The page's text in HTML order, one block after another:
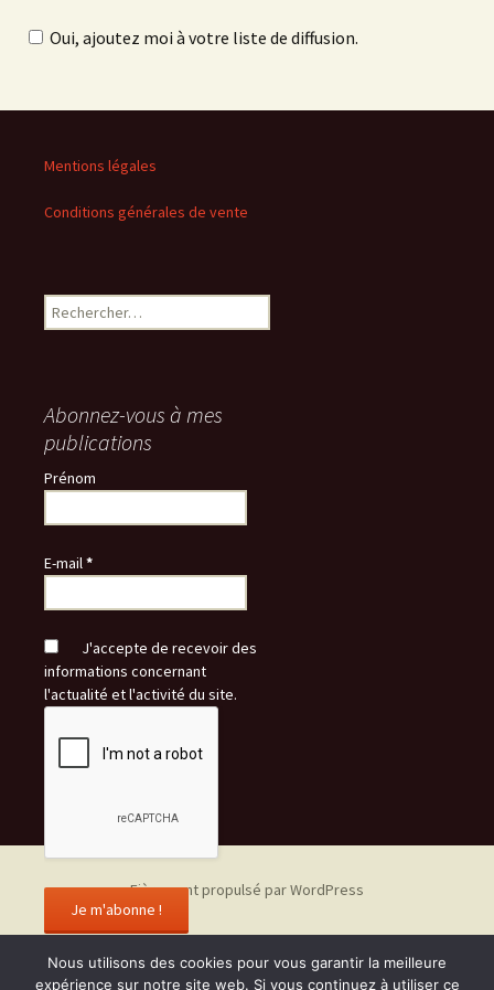
Oui, ajoutez moi à votre liste de diffusion.
Mentions légales
Conditions générales de vente
Rechercher :
Abonnez-vous à mes
publications
Prénom
E-mail*
J'accepte de recevoir des
informations concernant
l'actualité et l'activité du site.
Fièrement propulsé par WordPress
Nous utilisons des cookies pour vous garantir la meilleure
expérience sur notre site web. Si vous continuez à utiliser ce